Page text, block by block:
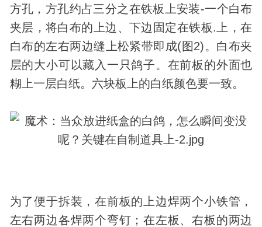
方孔，方孔约占三分之在铁板上安装-一个白布
夹层，将白布的上边、下边固定在铁板.上，在
白布的左右两边缝上松紧带即成(图2)。白布夹
层的大小可以藏入一只鸽子。在前板的外面也
糊上一层白纸。六块板上的白纸颜色要一致。
为了便于拆装，在前板的上边焊两个小铁管，
左右两边各焊两个弯钉；在左板、右板的两边